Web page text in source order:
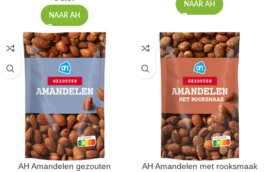
NAAR AH
NAAR AH
AH Amandelen gezouten AH Amandelen met rooksmaak